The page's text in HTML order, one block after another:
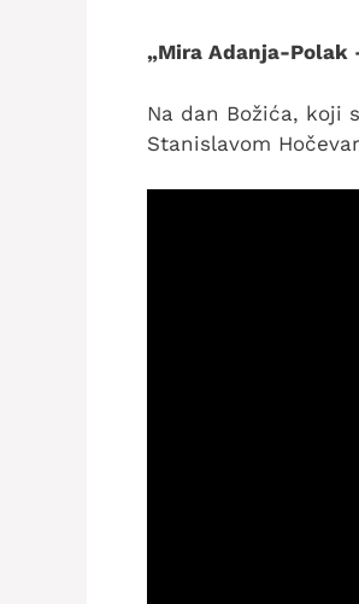
„Mira Adanja-Polak
Na dan Božića, koji
Stanislavom